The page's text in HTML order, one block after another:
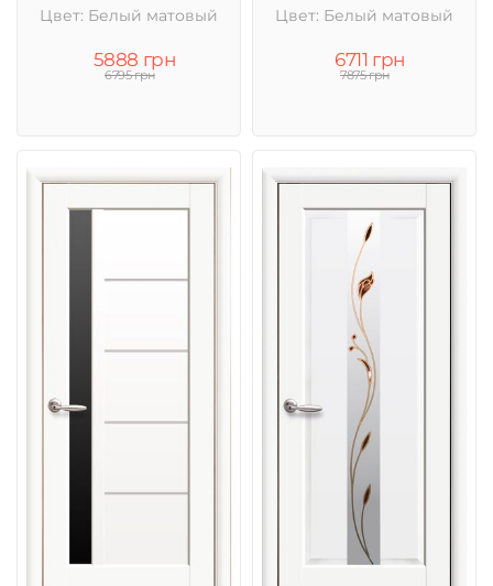
Цвет: Белый матовый
5888 грн
6795 грн
Цвет: Белый матовый
6711 грн
7875 грн